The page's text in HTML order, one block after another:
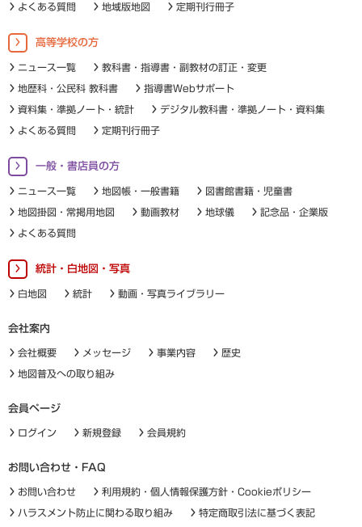
よくある質問 地域版地図 定期刊行冊子
高等学校の方
ニュース一覧 教科書・指導書・副教材の訂正・変更
地歴科・公民科 教科書 指導書Webサポート
資料集・準拠ノート・統計 デジタル教科書・準拠ノート・資料集
よくある質問 定期刊行冊子
一般・書店員の方
ニュース一覧 地図帳・一般書籍 図書館書籍・児童書
地図掛図・常掲用地図 動画教材 地球儀 記念品・企業版
よくある質問
統計・白地図・写真
白地図 統計 動画・写真ライブラリー
会社案内
会社概要 メッセージ 事業内容 歴史
地図普及への取り組み
会員ページ
ログイン 新規登録 会員規約
お問い合わせ・FAQ
お問い合わせ 利用規約・個人情報保護方針・Cookieポリシー
ハラスメント防止に関わる取り組み 特定商取引法に基づく表記